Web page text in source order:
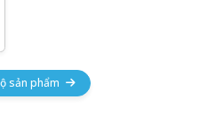
sản phẩm